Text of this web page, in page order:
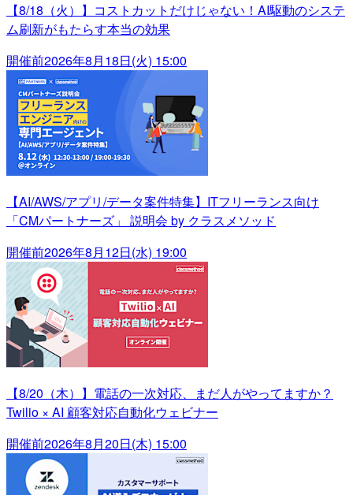
【8/18（火）】コストカットだけじゃない！AI駆動のシステ
ム刷新がもたらす本当の効果
開催前2026年8月18日(火) 15:00
【AI/AWS/アプリ/データ案件特集】ITフリーランス向け
「CMパートナーズ」 説明会 by クラスメソッド
開催前2026年8月12日(水) 19:00
【8/20（木）】電話の一次対応、まだ人がやってますか？
Twilio × AI 顧客対応自動化ウェビナー
開催前2026年8月20日(木) 15:00